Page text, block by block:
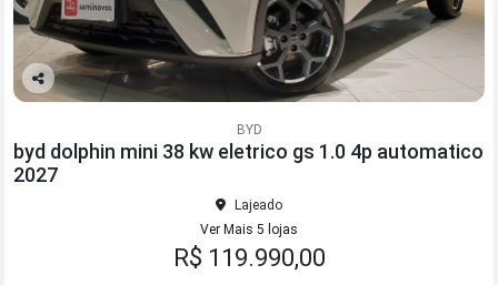
Co
lhe
BYD
byd dolphin mini 38 kw eletrico gs 1.0 4p automatico
2027
Lajeado
Ver Mais 5 lojas
R$ 119.990,00